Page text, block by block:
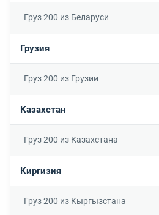
Груз 200 из Беларуси
Грузия
Груз 200 из Грузии
Казахстан
Груз 200 из Казахстана
Киргизия
Груз 200 из Кыргызстана